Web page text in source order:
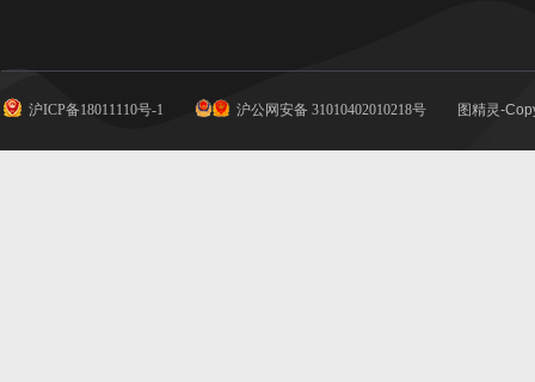
沪ICP备18011110号-1 沪公网安备 31010402010218号 图精灵-